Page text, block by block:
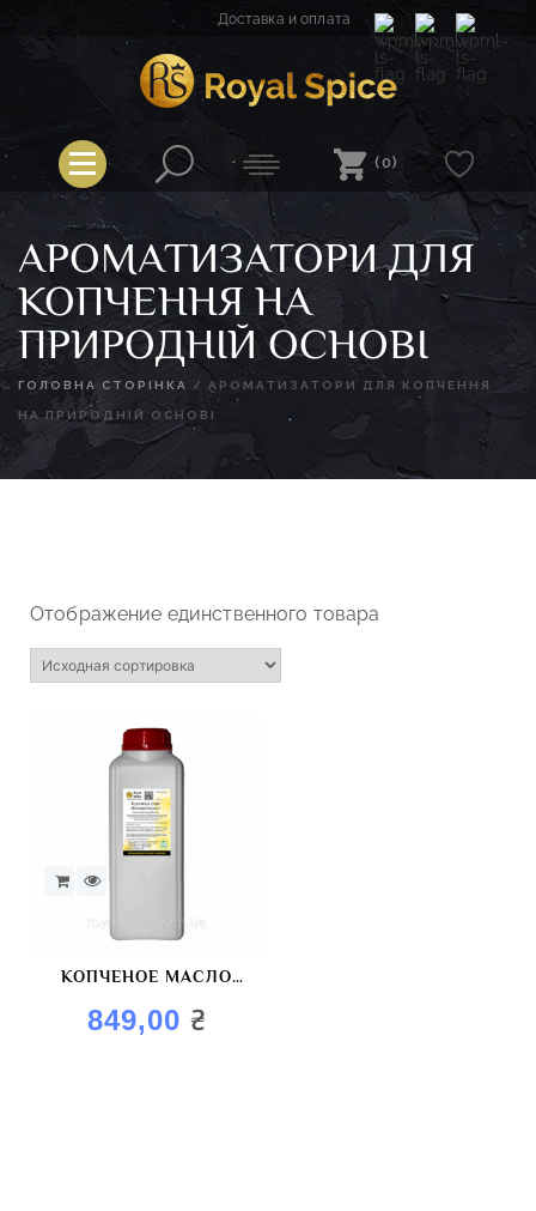
Доставка и оплата
Royal Spice
(0)
АРОМАТИЗАТОРИ ДЛЯ
КОПЧЕННЯ НА
ПРИРОДНІЙ ОСНОВІ
ГОЛОВНА СТОРІНКА / АРОМАТИЗАТОРИ ДЛЯ КОПЧЕННЯ
НА ПРИРОДНІЙ ОСНОВІ
Отображение единственного товара
КОПЧЕНОЕ МАСЛО
«КОНЦЕНТРАТ»
849,00 ₴